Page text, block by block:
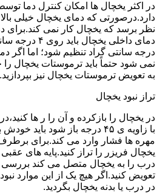
در اکثر یخچال ها امکان کنترل دما
دارد.درصورتی که دمای یخچال خیلی
نظر برسد که یخچال کار نمی
درجه سانتی گراد تنظیم شود؛ اما اگر
نمی شود حتماً باید ترموستات یخچال
به تعویض ترموستات یخچال نیز بپردازید.
تراز نبود یخچال
در یخچال را بازکرده و آن را ر ها
با زاویه ی ۴۵ درجه باز شود
مهره ها فشار وارد می کند.برای
یخچال فریزر را تراز کنید.پایه های
درب را به یخچال متصل می کند بررسی
تعویض کنید.اگر هیچ یک از این موارد
در درب یا بدنه یخچال بگردید.